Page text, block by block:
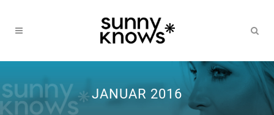
JANUAR 2016